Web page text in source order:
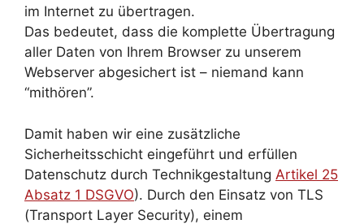
im Internet zu übertragen.
Das bedeutet, dass die komplette Übertragung
aller Daten von Ihrem Browser zu unserem
Webserver abgesichert ist – niemand kann
“mithören”.
Damit haben wir eine zusätzliche
Sicherheitsschicht eingeführt und erfüllen
Datenschutz durch Technikgestaltung Artikel 25
Absatz 1 DSGVO). Durch den Einsatz von TLS
(Transport Layer Security), einem